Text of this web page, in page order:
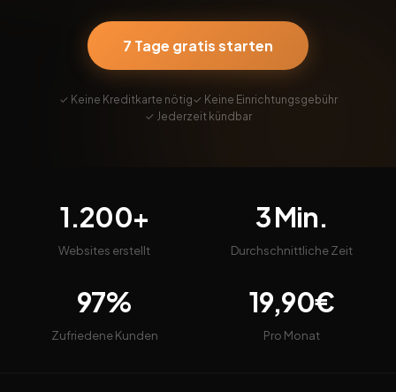
7 Tage gratis starten
✓ Keine Kreditkarte nötig✓ Keine Einrichtungsgebühr
✓ Jederzeit kündbar
1.200+
Websites erstellt
3 Min.
Durchschnittliche Zeit
97%
Zufriedene Kunden
19,90€
Pro Monat